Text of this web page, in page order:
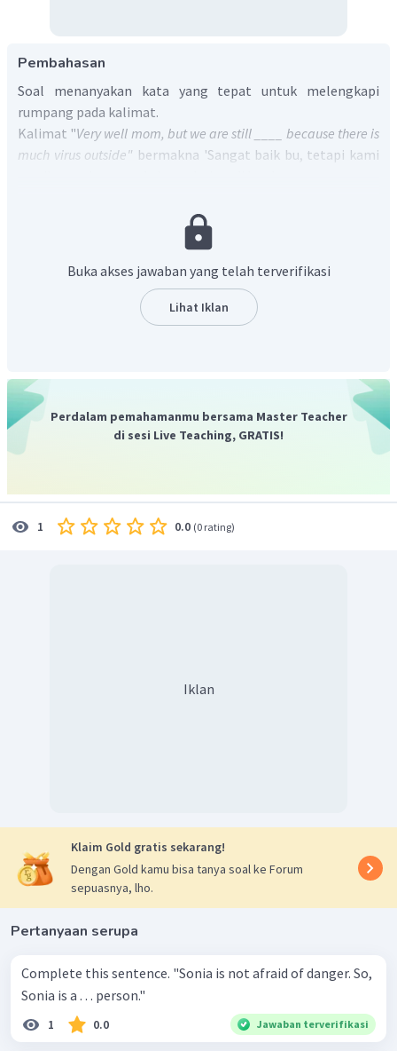
Pembahasan
Soal menanyakan kata yang tepat untuk melengkapi
rumpang pada kalimat.
Kalimat "Very well mom, but we are still ____ because there is
much virus outside" bermakna 'Sangat baik bu, tetapi kami
melengkapi rumpang adalahtakut
Dengan demikian, jawaban yang tepat adalah C.
Buka akses jawaban yang telah terverifikasi
Lihat Iklan
Perdalam pemahamanmu bersama Master Teacher
di sesi Live Teaching, GRATIS!
1 0.0 (0 rating)
Iklan
Klaim Gold gratis sekarang!
Dengan Gold kamu bisa tanya soal ke Forum
sepuasnya, lho.
Pertanyaan serupa
Complete this sentence. "Sonia is not afraid of danger. So,
Sonia is a . . . person."
1 0.0 Jawaban terverifikasi